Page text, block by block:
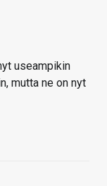
useampikin
mutta ne on nyt